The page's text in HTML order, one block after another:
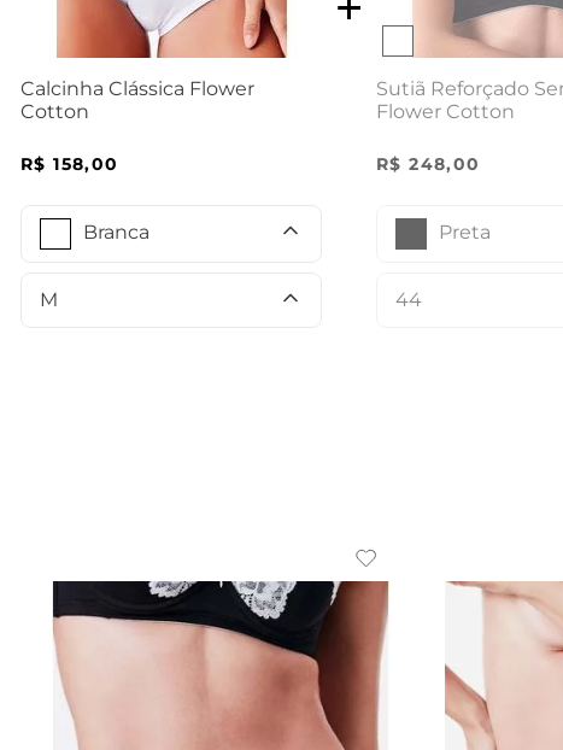
Calcinha Clássica Flower
Cotton
R$ 158,00
Branca
M
Sutiã Reforçado
Flower Cotton
R$ 248,00
Preta
44